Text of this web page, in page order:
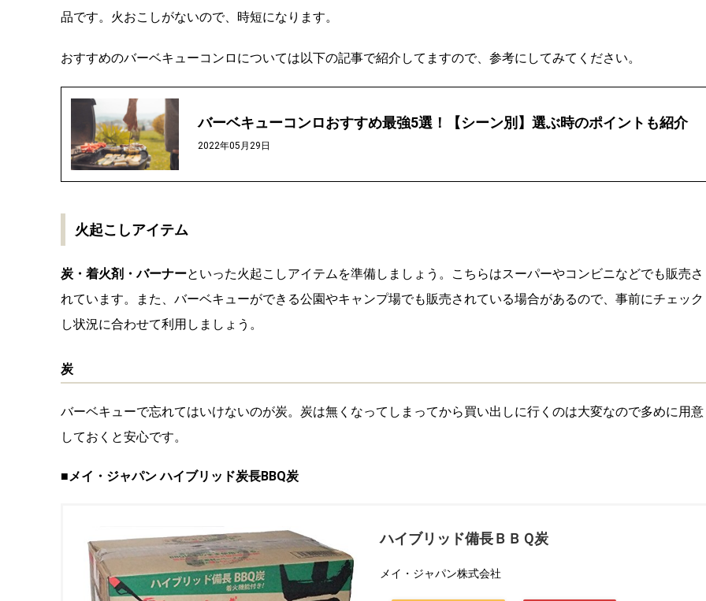
品です。火おこしがないので、時短になります。
おすすめのバーベキューコンロについては以下の記事で紹介してますので、参考にしてみてください。
バーベキューコンロおすすめ最強5選！【シーン別】選ぶ時のポイントも紹介
2022年05月29日
火起こしアイテム
炭・着火剤・バーナーといった火起こしアイテムを準備しましょう。こちらはスーパーやコンビニなどでも販売さ
れています。また、バーベキューができる公園やキャンプ場でも販売されている場合があるので、事前にチェック
し状況に合わせて利用しましょう。
炭
バーベキューで忘れてはいけないのが炭。炭は無くなってしまってから買い出しに行くのは大変なので多めに用意
しておくと安心です。
■メイ・ジャパン ハイブリッド炭長BBQ炭
ハイブリッド備長ＢＢＱ炭
メイ・ジャパン株式会社